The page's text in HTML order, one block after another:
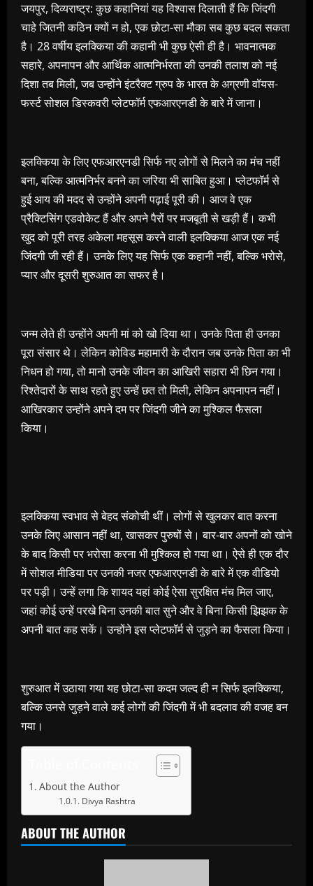
जयपुर, दिव्यराष्ट्र: कुछ कहानियां यह विश्वास दिलाती हैं कि जिंदगी
चाहे जितनी कठिन क्यों न हो, एक छोटा-सा मौका सब कुछ बदल सकता
है। 28 वर्षीय इलक्किया की कहानी भी कुछ ऐसी ही है। भावनात्मक
सहारे, अपनापन और आर्थिक आत्मनिर्भरता की उनकी तलाश को नई
दिशा तब मिली, जब उन्होंने इंटरैक्ट ग्रुप के भारत के अग्रणी वॉयस-
फर्स्ट सोशल डिस्कवरी प्लेटफॉर्म एफआरएनडी के बारे में जाना।
इलक्किया के लिए एफआरएनडी सिर्फ नए लोगों से मिलने का मंच नहीं
बना, बल्कि आत्मनिर्भर बनने का जरिया भी साबित हुआ। प्लेटफॉर्म से
हुई आय की मदद से उन्होंने अपनी पढ़ाई पूरी की। आज वे एक
प्रैक्टिसिंग एडवोकेट हैं और अपने पैरों पर मजबूती से खड़ी हैं। कभी
खुद को पूरी तरह अकेला महसूस करने वाली इलक्किया आज एक नई
जिंदगी जी रही हैं। उनके लिए यह सिर्फ एक कहानी नहीं, बल्कि भरोसे,
प्यार और दूसरी शुरुआत का सफर है।
जन्म लेते ही उन्होंने अपनी मां को खो दिया था। उनके पिता ही उनका
पूरा संसार थे। लेकिन कोविड महामारी के दौरान जब उनके पिता का भी
निधन हो गया, तो मानो उनके जीवन का आखिरी सहारा भी छिन गया।
रिश्तेदारों के साथ रहते हुए उन्हें छत तो मिली, लेकिन अपनापन नहीं।
आखिरकार उन्होंने अपने दम पर जिंदगी जीने का मुश्किल फैसला
किया।
इलक्किया स्वभाव से बेहद संकोची थीं। लोगों से खुलकर बात करना
उनके लिए आसान नहीं था, खासकर पुरुषों से। बार-बार अपनों को खोने
के बाद किसी पर भरोसा करना भी मुश्किल हो गया था। ऐसे ही एक दौर
में सोशल मीडिया पर उनकी नजर एफआरएनडी के बारे में एक वीडियो
पर पड़ी। उन्हें लगा कि शायद यहां कोई ऐसा सुरक्षित मंच मिल जाए,
जहां कोई उन्हें परखे बिना उनकी बात सुने और वे बिना किसी झिझक के
अपनी बात कह सकें। उन्होंने इस प्लेटफॉर्म से जुड़ने का फैसला किया।
शुरुआत में उठाया गया यह छोटा-सा कदम जल्द ही न सिर्फ इलक्किया,
बल्कि उनसे जुड़ने वाले कई लोगों की जिंदगी में भी बदलाव की वजह बन
गया।
About the Author
Divya Rashtra
ABOUT THE AUTHOR